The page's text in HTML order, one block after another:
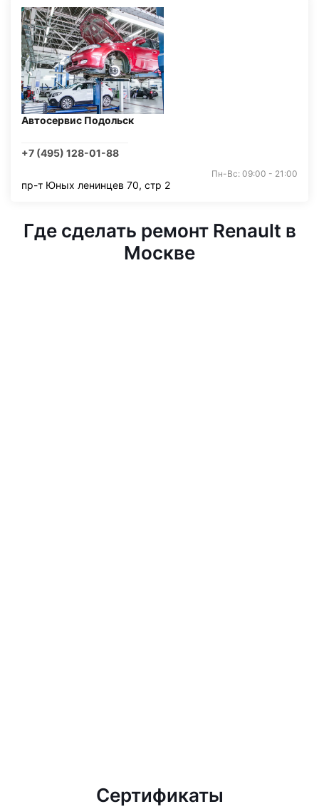
Автосервис Подольск
+7 (495) 128-01-88
Пн-Вс: 09:00 - 21:00
пр-т Юных ленинцев 70, стр 2
Где сделать ремонт Renault в
Москве
Сертификаты